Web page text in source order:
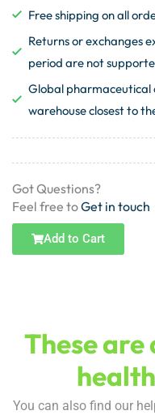
Free shipping on all
Returns or exchanges
period are not
Global
warehouse closest to
Got Questions?
Feel free toGet in touch
Add to Cart
These
You can also find our